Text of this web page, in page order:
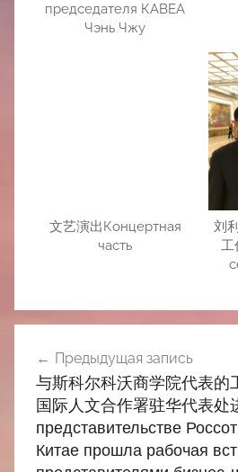
председателя КАВЕА
Чэнь Чжу
文艺演出Концертная
часть
刘
по
записям
Предыдущая запись
与斯科尔科沃商学院代表的
国际人文合作署驻华代表处
представительстве
Китае прошла рабочая